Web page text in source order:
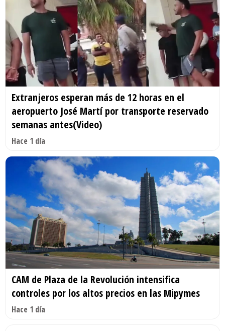
Extranjeros esperan más de 12 horas en el
aeropuerto José Martí por transporte reservado
semanas antes(Video)
Hace 1 día
CAM de Plaza de la Revolución intensifica
controles por los altos precios en las Mipymes
Hace 1 día